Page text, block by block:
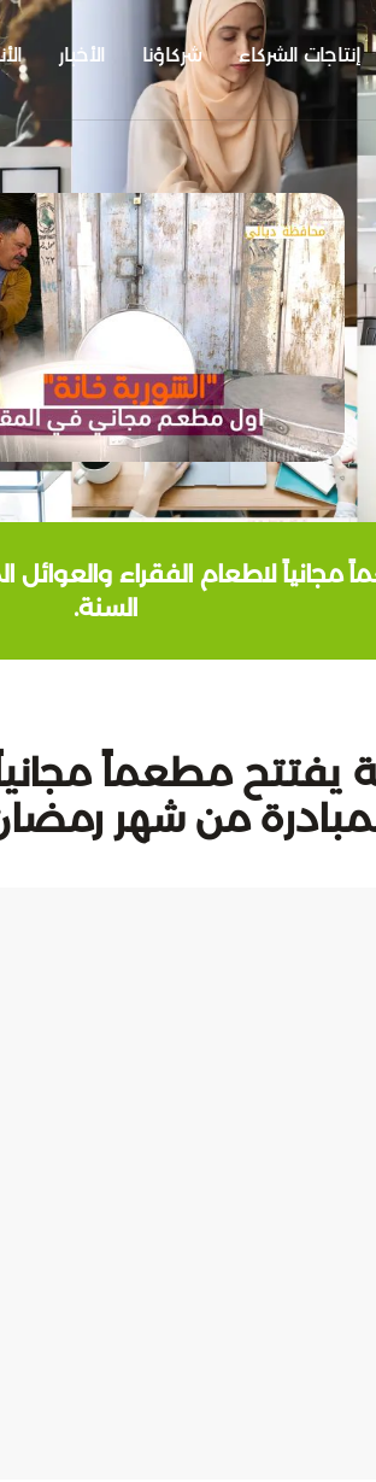
إنتاجات الشركاء شركاؤنا الأخبار
مجانياً لاطعام الفقراء
السنة.
يفتتح مطعماً
المبادرة من شهر